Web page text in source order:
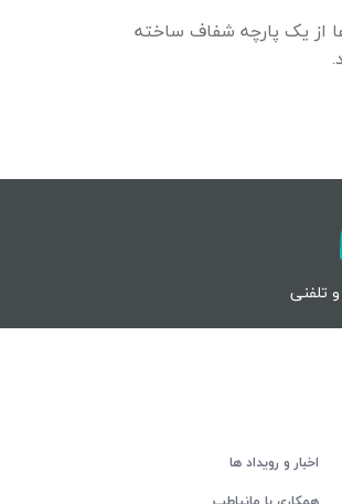
از یک پارچه شفاف ساخته
تلفنی
اخبار و رویداد ها